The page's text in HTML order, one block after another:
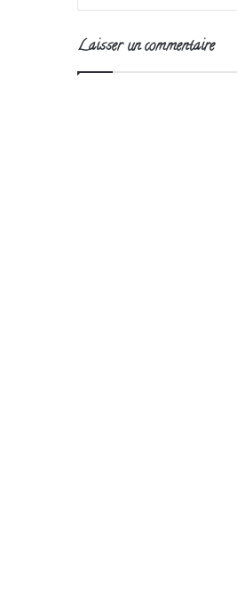
Laisser un commentaire